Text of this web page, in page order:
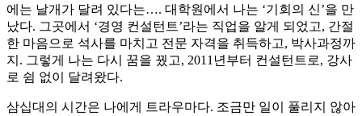
에는 날개가 달려 있다는…. 대학원에서 나는 ‘기회의 신’을 만
났다. 그곳에서 ‘경영 컨설턴트’라는 직업을 알게 되었고, 간절
한 마음으로 석사를 마치고 전문 자격을 취득하고, 박사과정까
지. 그렇게 나는 다시 꿈을 꿨고, 2011년부터 컨설턴트로, 강사
로 쉼 없이 달려왔다.
삼십대의 시간은 나에게 트라우마다. 조금만 일이 풀리지 않아